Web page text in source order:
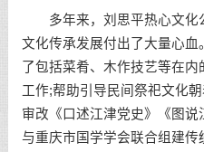
多年来，刘思平热心文化
文化传承发展付出了大量心
了包括菜肴、木作技艺等在
工作;帮助引导民间祭祀文化
审改《口述江津党史》《图说
与重庆市国学学会联合组建